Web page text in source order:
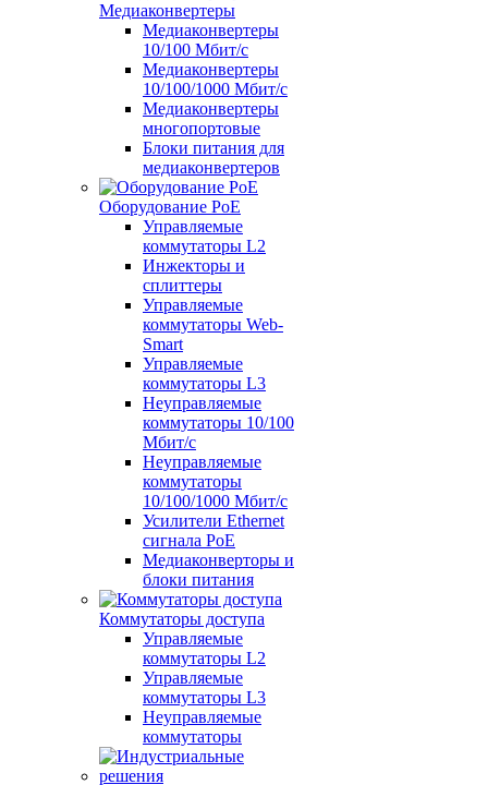
Медиаконвертеры
Медиаконвертеры
10/100 Мбит/с
Медиаконвертеры
10/100/1000 Мбит/c
Медиаконвертеры
многопортовые
Блоки питания для
медиаконвертеров
Оборудование PoE
Управляемые
коммутаторы L2
Инжекторы и
сплиттеры
Управляемые
коммутаторы Web-
Smart
Управляемые
коммутаторы L3
Неуправляемые
коммутаторы 10/100
Мбит/с
Неуправляемые
коммутаторы
10/100/1000 Мбит/с
Усилители Ethernet
сигнала PoE
Медиаконверторы и
блоки питания
Коммутаторы доступа
Управляемые
коммутаторы L2
Управляемые
коммутаторы L3
Неуправляемые
коммутаторы